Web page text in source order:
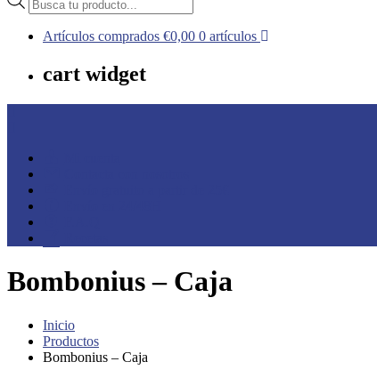
De Codan a casa
Tienda online de Productos Codan
de
productos
Artículos comprados €0,00 0 artículos
cart widget
Bombonius – Caja
Inicio
Productos
Bombonius – Caja